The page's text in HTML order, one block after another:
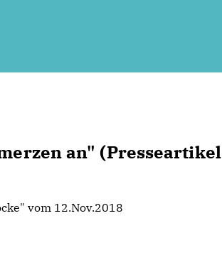
an" (Presseartikel
vom 12.Nov.2018